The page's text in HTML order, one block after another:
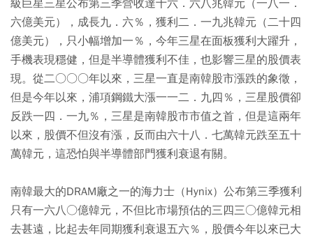
級巨星三星公布第三季營收達十六．六八兆韓元（一八一．
六億美元），成長九．六％，獲利二．一九兆韓元（二十四
億美元），只小幅增加一％，今年三星在面板獲利大躍升，
手機表現穩健，但是半導體獲利不佳，也影響三星的股價表
現。從二○○○年以來，三星一直是南韓股市漲跌的象徵，
但是今年以來，浦項鋼鐵大漲一一二．九四％，三星股價卻
反跌一四．一九％，三星是南韓股市市值之首，但是這兩年
以來，股價不但沒有漲，反而由六十八．七萬韓元跌至五十
萬韓元，這恐怕與半導體部門獲利衰退有關。
南韓最大的DRAM廠之一的海力士（Hynix）公布第三季獲利
只有一六八○億韓元，不但比市場預估的三四三○億韓元相
去甚遠，比起去年同期獲利衰退五六％，股價今年以來已大